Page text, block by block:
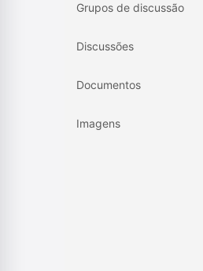
Grupos de discussão
Discussões
Documentos
Imagens